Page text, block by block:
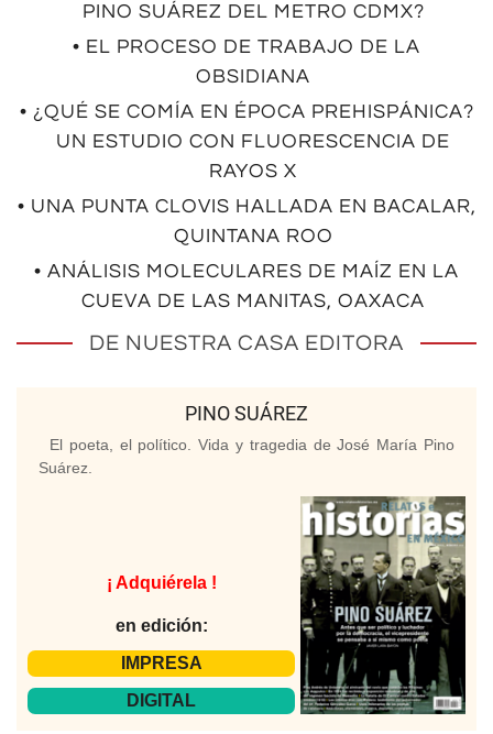
PINO SUÁREZ DEL METRO CDMX?
• EL PROCESO DE TRABAJO DE LA
OBSIDIANA
• ¿QUÉ SE COMÍA EN ÉPOCA PREHISPÁNICA?
UN ESTUDIO CON FLUORESCENCIA DE
RAYOS X
• UNA PUNTA CLOVIS HALLADA EN BACALAR,
QUINTANA ROO
• ANÁLISIS MOLECULARES DE MAÍZ EN LA
CUEVA DE LAS MANITAS, OAXACA
DE NUESTRA CASA EDITORA
PINO SUÁREZ
El poeta, el político. Vida y tragedia de José María Pino
Suárez.
¡ Adquiérela !
en edición:
IMPRESA
DIGITAL